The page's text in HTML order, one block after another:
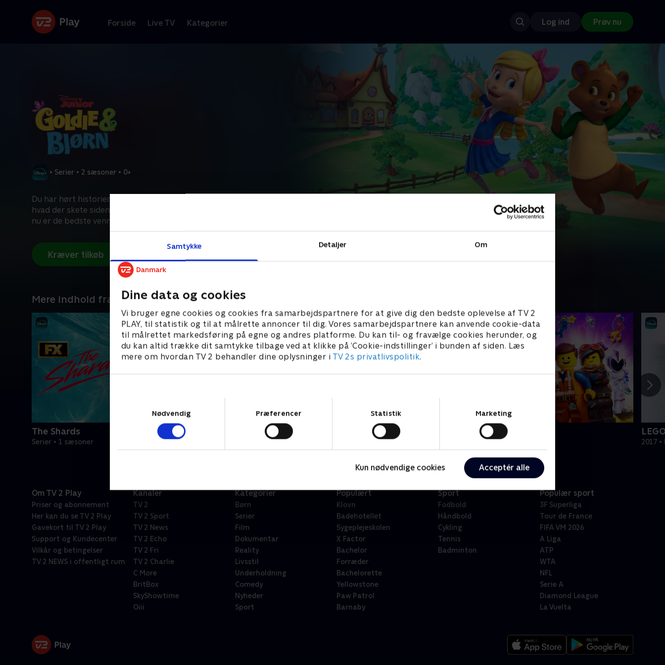
Samtykke Detaljer Om
Dine data og cookies
Vi bruger egne cookies og cookies fra samarbejdspartnere for at give dig den bedste oplevelse af TV 2
PLAY, til statistik og til at målrette annoncer til dig. Vores samarbejdspartnere kan anvende cookie-data
til målrettet markedsføring på egne og andres platforme. Du kan til- og fravælge cookies herunder, og
du kan altid trække dit samtykke tilbage ved at klikke på ’Cookie-indstillinger’ i bunden af siden. Læs
mere om hvordan TV 2 behandler dine oplysninger i TV 2s privatlivspolitik.
Nødvendig
Præferencer Statistik Marketing
Kun nødvendige cookies Acceptér alle
Forside Live TV Kategorier Log ind Prøv nu
• Serier • 2 sæsoner • 0+
Du har hørt historien om Guldlok og de tre bjørne, men ved du
hvad der skete sidenhen? Guldlok sagde undskyld til bjørnen, og
nu er de bedste venner.
Kræver tilkøb
Mere indhold fra Disney+
The Shards
Serier • 1 sæsoner
Star Wars: Visions Presents - The Ninth Jedi
Serier • 1 sæsoner
LEGO filmen 2
2019 • Film • 1 t. 47 min 2017
Om TV 2 Play
Priser og abonnement
Her kan du se TV 2 Play
Gavekort til TV 2 Play
Support og Kundecenter
Vilkår og betingelser
TV 2 NEWS i offentligt rum
Kanaler
TV 2
TV 2 Sport
TV 2 News
TV 2 Echo
TV 2 Fri
TV 2 Charlie
C More
BritBox
SkyShowtime
Oiii
Kategorier
Børn
Serier
Film
Dokumentar
Reality
Livsstil
Underholdning
Comedy
Nyheder
Sport
Populært
Klovn
Badehotellet
Sygeplejeskolen
X Factor
Bachelor
Forræder
Bachelorette
Yellowstone
Paw Patrol
Barnaby
Sport
Fodbold
Håndbold
Cykling
Tennis
Badminton
Populær sport
3F Superliga
Tour de France
FIFA VM 2026
A Liga
ATP
WTA
NFL
Serie A
Diamond League
La Vuelta